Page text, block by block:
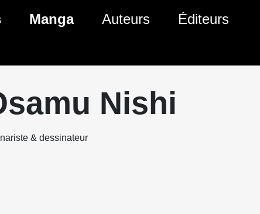
Manga
Genres Manga
Auteurs Éditeurs
Nishi
& dessinateur